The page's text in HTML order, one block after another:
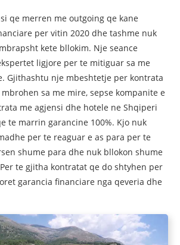
qe merren me outgoing qe kane
per vitin 2020 dhe tashme nuk
kete bllokim. Nje seance
ligjore per te mitiguar sa me
Gjithashtu nje mbeshtetje per kontrata
sa me mire, sepse kompanite e
me agjensi dhe hotele ne Shqiperi
te marrin garancine 100%. Kjo nuk
per te reaguar e as para per te
shume para dhe nuk bllokon shume
te gjitha kontratat qe do shtyhen per
garancia financiare nga qeveria dhe